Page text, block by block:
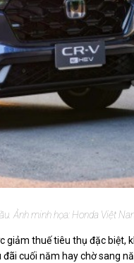
Ảnh minh họa: Honda Việt
thuế tiêu thụ đặc biệt,
cuối năm hay chờ sang